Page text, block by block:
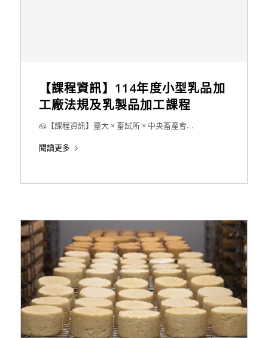
【課程資訊】114年度小型乳品加
工廠法規及乳製品加工課程
🧀【課程資訊】臺大 × 畜試所 × 中央畜產會…
閱讀更多